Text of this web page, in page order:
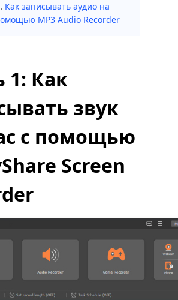
Как записывать аудио на
MP3 Audio Recorder
1: Как
звук
с помощью
Screen